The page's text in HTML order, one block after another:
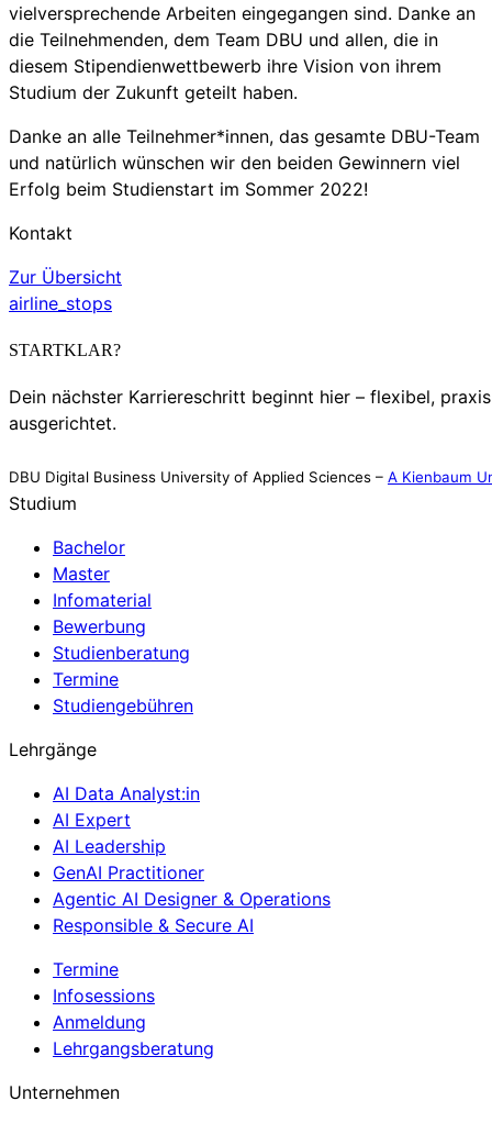
vielversprechende Arbeiten eingegangen sind. Danke an
die Teilnehmenden, dem Team DBU und allen, die in
diesem Stipendienwettbewerb ihre Vision von ihrem
Studium der Zukunft geteilt haben.
Danke an alle Teilnehmer*innen, das gesamte DBU-Team
und natürlich wünschen wir den beiden Gewinnern viel
Erfolg beim Studienstart im Sommer 2022!
Kontakt
Zur Übersicht
airline_stops
STARTKLAR?
Dein nächster Karriereschritt beginnt hier – flexibel,
ausgerichtet.
DBU Digital Business University of Applied Sciences – A Kienbaum
Studium
Bachelor
Master
Infomaterial
Bewerbung
Studienberatung
Termine
Studiengebühren
Lehrgänge
AI Data Analyst:in
AI Expert
AI Leadership
GenAI Practitioner
Agentic AI Designer & Operations
Responsible & Secure AI
Termine
Infosessions
Anmeldung
Lehrgangsberatung
Unternehmen